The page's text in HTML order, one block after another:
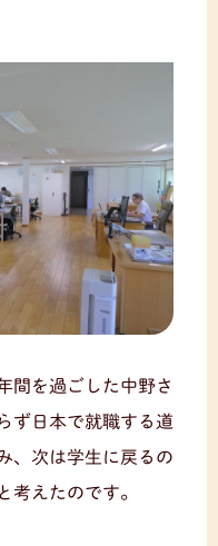
間を過ごした中野さ
ず日本で就職する道
、次は学生に戻るの
考えたのです。